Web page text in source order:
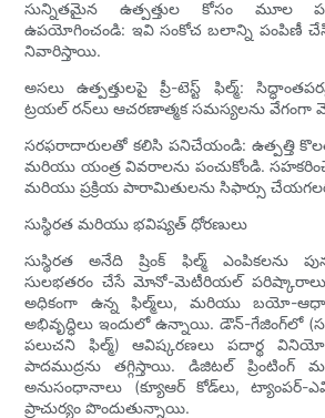
సున్నితమైన ఉత్పత్తుల కోసం మూల
ఉపయోగించండి: ఇవి సంకోచ బలాన్ని పంపిణీ
నివారిస్తాయి.
అసలు ఉత్పత్తులపై ప్రీ-టెస్ట్ ఫిల్మ్:
ట్రయల్ రన్‌లు ఆచరణాత్మక సమస్యలను వేగంగా
సరఫరాదారులతో కలిసి పనిచేయండి: ఉత్పత్తి
మరియు యంత్ర వివరాలను పంచుకోండి.
మరియు ప్రక్రియ పారామితులను సిఫార్సు
సుస్థిరత మరియు భవిష్యత్ ధోరణులు
సుస్థిరత అనేది ష్రింక్ ఫిల్మ్ ఎంపికలను
సులభతరం చేసే మోనో-మెటీరియల్ పరిష్కారాలు,
అధికంగా ఉన్న ఫిల్మ్‌లు, మరియు బయో-
అభివృద్ధిలు ఇందులో ఉన్నాయి. డౌన్-గేజింగ్‌లో
పలుచని ఫిల్మ్) ఆవిష్కరణలు పదార్థ
పాదముద్రను తగ్గిస్తాయి. డిజిటల్ ప్రింటింగ్
అనుసంధానాలు (క్యూఆర్ కోడ్‌లు, ట్యాంపర్-
ప్రాచుర్యం పొందుతున్నాయి.